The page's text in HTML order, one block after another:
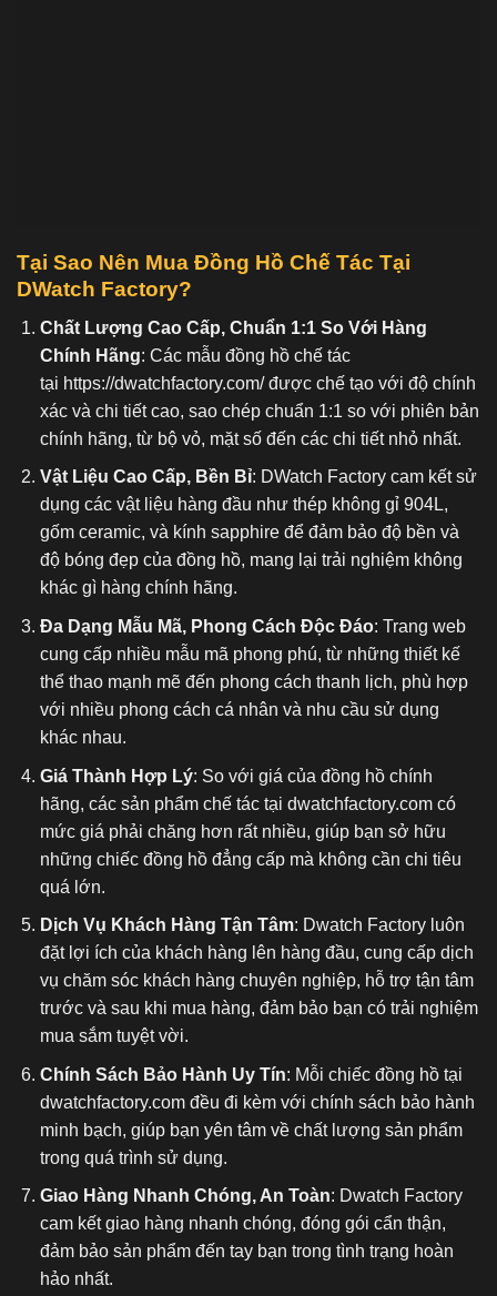
Tại Sao Nên Mua Đồng Hồ Chế Tác Tại
DWatch Factory?
Chất Lượng Cao Cấp, Chuẩn 1:1 So Với Hàng
Chính Hãng: Các mẫu đồng hồ chế tác
tại https://dwatchfactory.com/được chế tạo với độ chính
xác và chi tiết cao, sao chép chuẩn 1:1 so với phiên bản
chính hãng, từ bộ vỏ, mặt số đến các chi tiết nhỏ nhất.
Vật Liệu Cao Cấp, Bền Bỉ: DWatch Factory cam kết sử
dụng các vật liệu hàng đầu như thép không gỉ 904L,
gốm ceramic, và kính sapphire để đảm bảo độ bền và
độ bóng đẹp của đồng hồ, mang lại trải nghiệm không
khác gì hàng chính hãng.
Đa Dạng Mẫu Mã, Phong Cách Độc Đáo: Trang web
cung cấp nhiều mẫu mã phong phú, từ những thiết kế
thể thao mạnh mẽ đến phong cách thanh lịch, phù hợp
với nhiều phong cách cá nhân và nhu cầu sử dụng
khác nhau.
Giá Thành Hợp Lý: So với giá của đồng hồ chính
hãng, các sản phẩm chế tác tại dwatchfactory.com có
mức giá phải chăng hơn rất nhiều, giúp bạn sở hữu
những chiếc đồng hồ đẳng cấp mà không cần chi tiêu
quá lớn.
Dịch Vụ Khách Hàng Tận Tâm: Dwatch Factory luôn
đặt lợi ích của khách hàng lên hàng đầu, cung cấp dịch
vụ chăm sóc khách hàng chuyên nghiệp, hỗ trợ tận tâm
trước và sau khi mua hàng, đảm bảo bạn có trải nghiệm
mua sắm tuyệt vời.
Chính Sách Bảo Hành Uy Tín: Mỗi chiếc đồng hồ tại
dwatchfactory.com đều đi kèm với chính sách bảo hành
minh bạch, giúp bạn yên tâm về chất lượng sản phẩm
trong quá trình sử dụng.
Giao Hàng Nhanh Chóng, An Toàn: Dwatch Factory
cam kết giao hàng nhanh chóng, đóng gói cẩn thận,
đảm bảo sản phẩm đến tay bạn trong tình trạng hoàn
hảo nhất.